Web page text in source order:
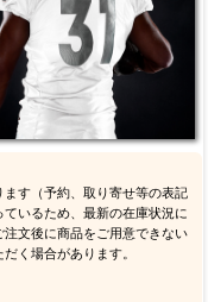
す（予約、取り寄せ等の表記
いるため、最新の在庫状況に
文後に商品をご用意できない
く場合があります。